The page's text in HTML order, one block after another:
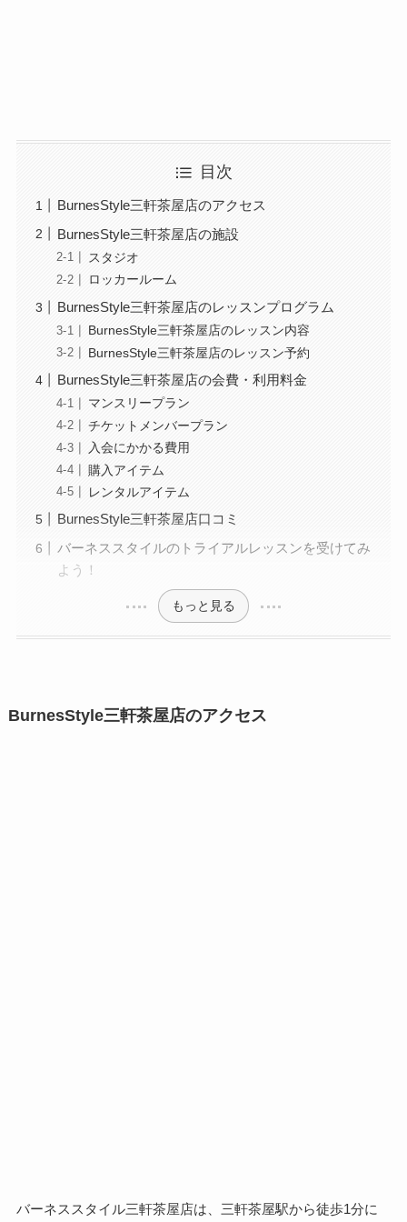
目次
BurnesStyle三軒茶屋店のアクセス
BurnesStyle三軒茶屋店の施設
スタジオ
ロッカールーム
BurnesStyle三軒茶屋店のレッスンプログラム
BurnesStyle三軒茶屋店のレッスン内容
BurnesStyle三軒茶屋店のレッスン予約
BurnesStyle三軒茶屋店の会費・利用料金
マンスリープラン
チケットメンバープラン
入会にかかる費用
購入アイテム
レンタルアイテム
BurnesStyle三軒茶屋店口コミ
バーネススタイルのトライアルレッスンを受けてみ
よう！
もっと見る
BurnesStyle三軒茶屋店のアクセス
バーネススタイル三軒茶屋店は、 三軒茶屋駅から徒歩1分に